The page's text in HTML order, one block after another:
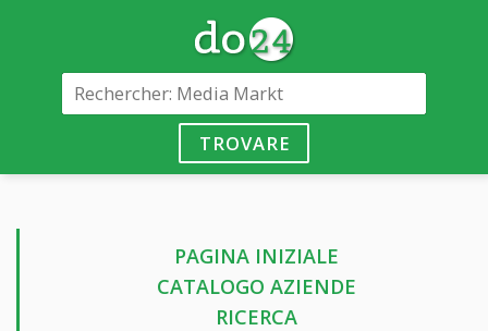
TROVARE
PAGINA INIZIALE
CATALOGO AZIENDE
RICERCA